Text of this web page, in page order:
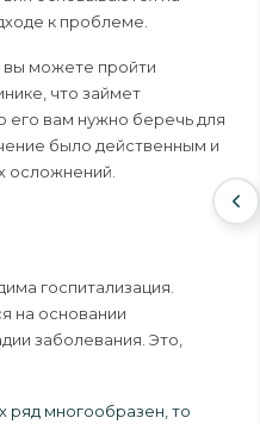
к проблеме.
можете пройти
что займет
вам нужно беречь для
было действенным и
осложнений.
госпитализация.
на основании
заболевания. Это,
ряд многообразен, то